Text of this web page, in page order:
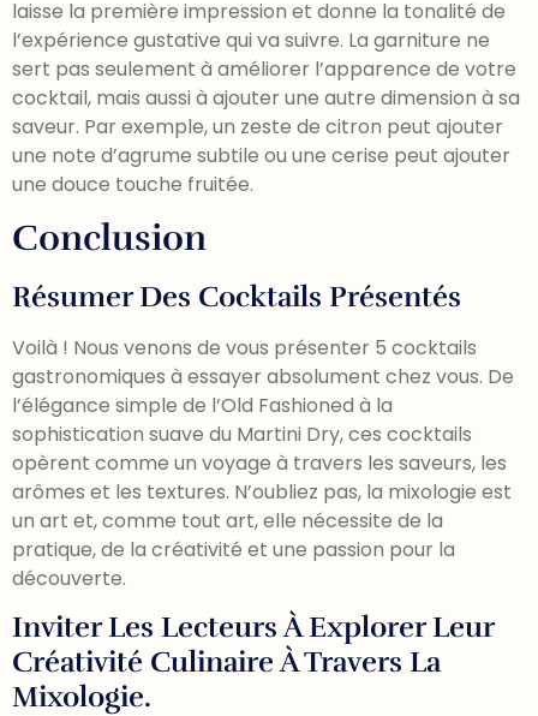
laisse la première impression et donne la tonalité de
l’expérience gustative qui va suivre. La garniture ne
sert pas seulement à améliorer l’apparence de votre
cocktail, mais aussi à ajouter une autre dimension à sa
saveur. Par exemple, un zeste de citron peut ajouter
une note d’agrume subtile ou une cerise peut ajouter
une douce touche fruitée.
Conclusion
Résumer Des Cocktails Présentés
Voilà ! Nous venons de vous présenter 5 cocktails
gastronomiques à essayer absolument chez vous. De
l’élégance simple de l’Old Fashioned à la
sophistication suave du Martini Dry, ces cocktails
opèrent comme un voyage à travers les saveurs, les
arômes et les textures. N’oubliez pas, la mixologie est
un art et, comme tout art, elle nécessite de la
pratique, de la créativité et une passion pour la
découverte.
Inviter Les Lecteurs À Explorer Leur
Créativité Culinaire À Travers La
Mixologie.